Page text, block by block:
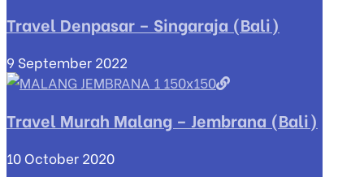
Travel Denpasar – Singaraja (Bali)
9 September 2022
Travel Murah Malang – Jembrana (Bali)
10 October 2020